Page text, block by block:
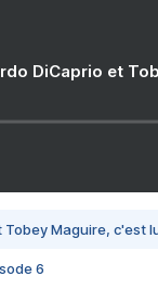
DiCaprio et
Maguire, c'est
6